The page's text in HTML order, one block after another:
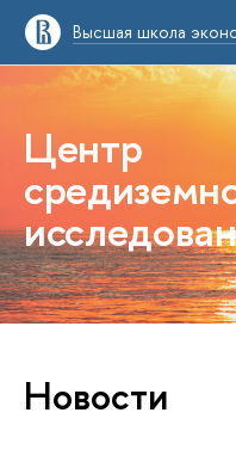
Высшая школа
Центр
Новости